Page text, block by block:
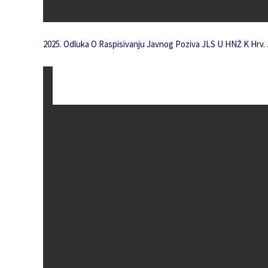
2025. Odluka O Raspisivanju Javnog Poziva JLS U HNŽ K Hrv.